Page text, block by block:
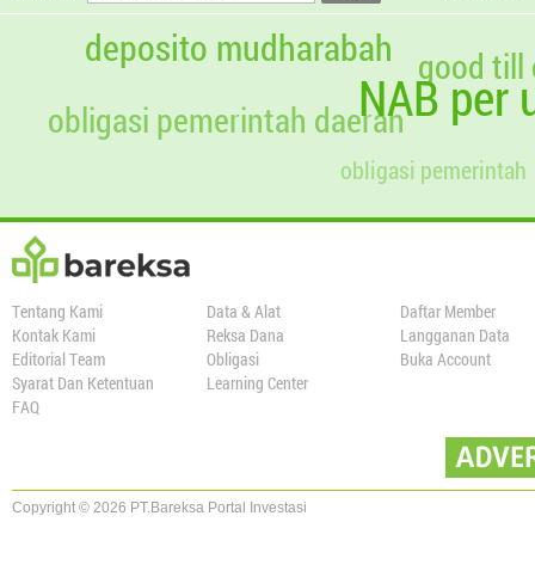
NAB per
deposito mudharabah
obligasi pemerintah
obligasi pemerintah daerah
good till
Tentang Kami
Kontak Kami
Editorial Team
Syarat Dan Ketentuan
FAQ
Data & Alat
Reksa Dana
Obligasi
Learning Center
Daftar Member
Langganan Data
Buka Account
Copyright © 2026 PT.Bareksa Portal Investasi